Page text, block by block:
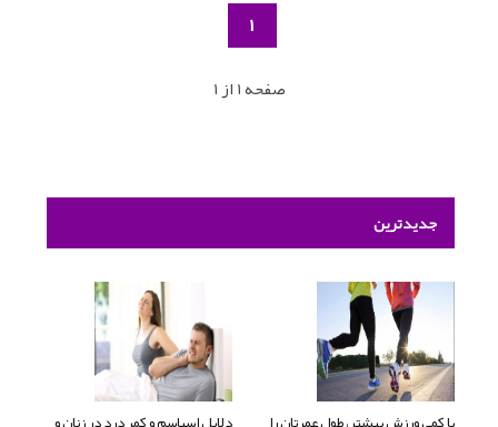
1
صفحه 1 از 1
جدیدترین